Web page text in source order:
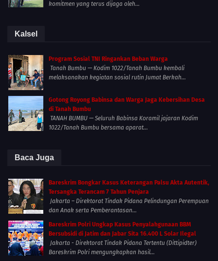
komitmen yang terus dijaga oleh...
Kalsel
Program Sosial TNI Ringankan Beban Warga
Tanah Bumbu — Kodim 1022/Tanah Bumbu kembali
melaksanakan kegiatan sosial rutin Jumat Berkah...
Gotong Royong Babinsa dan Warga Jaga Kebersihan Desa
di Tanah Bumbu
TANAH BUMBU — Seluruh Babinsa Koramil jajaran Kodim
1022/Tanah Bumbu bersama aparat...
Baca Juga
Bareskrim Bongkar Kasus Keterangan Palsu Akta Autentik,
Tersangka Terancam 7 Tahun Penjara
Jakarta – Direktorat Tindak Pidana Pelindungan Perempuan
dan Anak serta Pemberantasan...
Bareskrim Polri Ungkap Kasus Penyalahgunaan BBM
Bersubsidi di Jatim dan Jabar Sita 16.400 L Solar Ilegal
Jakarta - Direktorat Tindak Pidana Tertentu (Dittipidter)
Bareskrim Polri mengungkapkan hasil...